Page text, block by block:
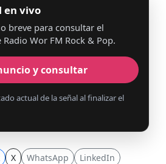
en vivo
breve para consultar el
Wor FM Rock & Pop.
y consultar
actual de la señal al finalizar el
X WhatsApp LinkedIn